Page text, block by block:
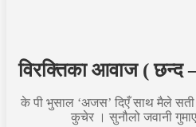
विरक्तिका आवाज ( छन्द
के पी भुसाल ‘अजस’ दिएँ साथ मैले सती
कुचेर । सुनौलो जवानी